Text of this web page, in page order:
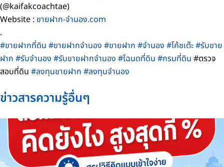
(@kaifakcoachtae)
Website : ขายฝาก-จำนอง.com
.
#ขายฝากที่ดิน #ขายฝากจำนอง #ขายฝาก #จำนอง #โค้ชเต๊ะ#รับขาย
ฝาก #รับจำนอง #รับขายฝากจำนอง #โฉนดที่ดิน #กรมที่ดิน #ตรวจ
สอบที่ดิน #ลงทุนขายฝาก #ลงทุนจำนอง
ข่าวสารความรู้อื่นๆ